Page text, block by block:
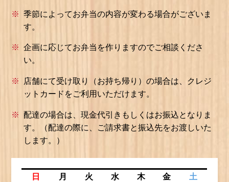
季節によってお弁当の内容が変わる場合がございま
す。
企画に応じてお弁当を作りますのでご相談くださ
い。
店舗にて受け取り（お持ち帰り）の場合は、 クレジ
ットカードをご利用いただけます。
配達の場合は、現金代引きもしくはお振込となりま
す。
（配達の際に、ご請求書と振込先をお渡しいた
します。）
日 月 火 水 木 金 土